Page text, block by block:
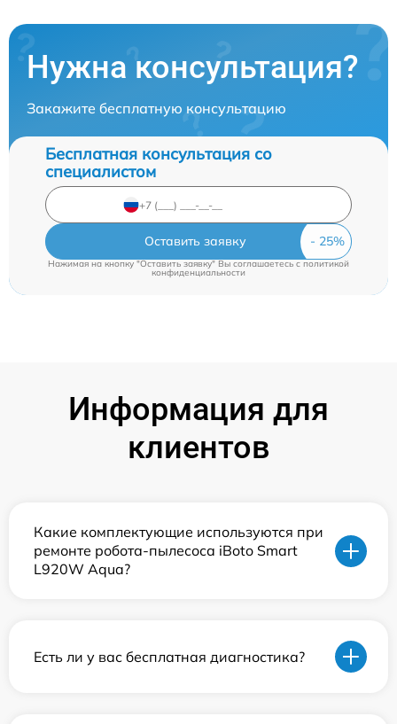
Нужна консультация?
Закажите бесплатную консультацию
Бесплатная консультация со
специалистом
Оставить заявку
Нажимая на кнопку "Оставить заявку" Вы соглашаетесь c политикой
конфиденциальности
Информация для
клиентов
Какие комплектующие используются при
ремонте робота-пылесоса iBoto Smart
L920W Aqua?
Есть ли у вас бесплатная диагностика?